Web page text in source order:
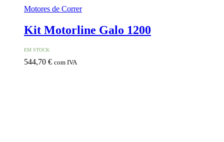
Motores de Correr
Kit Motorline Galo 1200
EM STOCK
544,70 € com IVA